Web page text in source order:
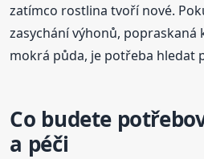
zatímco rostlina tvoří nové.
zasychání výhonů,
mokrá půda, je potřeba hledat
Co budete
a péči